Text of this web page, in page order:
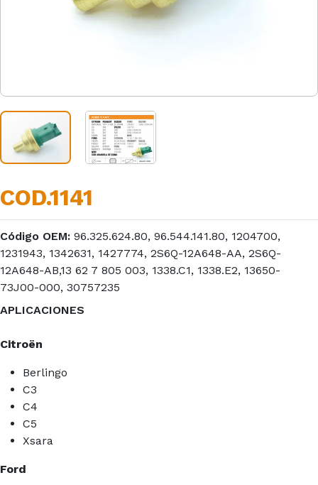
COD.1141
Código OEM: 96.325.624.80, 96.544.141.80, 1204700,
1231943, 1342631, 1427774, 2S6Q-12A648-AA, 2S6Q-
12A648-AB,13 62 7 805 003, 1338.C1, 1338.E2, 13650-
73J00-000, 30757235
APLICACIONES
Citroën
Berlingo
C3
C4
C5
Xsara
Ford